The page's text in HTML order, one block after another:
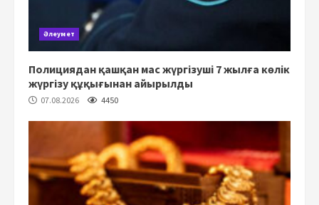
Әлеумет
Полициядан қашқан мас жүргізуші 7 жылға көлік
жүргізу құқығынан айырылды
07.08.2026 4450